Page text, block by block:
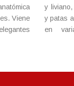
Viene
y
y patas
en